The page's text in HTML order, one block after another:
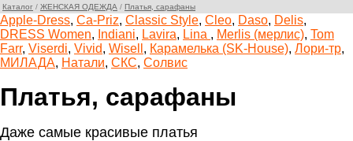
Каталог / ЖЕНСКАЯ ОДЕЖДА / Платья, сарафаны
Apple-Dress, Ca-Priz, Classic Style, Cleo, Daso, Delis,
DRESS Women, Indiani, Lavira, Lina , Merlis (мерлис), Tom
Farr, Viserdi, Vivid, Wisell , Карамелька (SK-House), Лори-тр,
МИЛАДА, Натали, СКС, Солвис
Платья, сарафаны
Даже самые красивые платья